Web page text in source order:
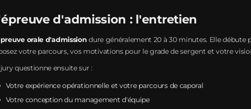
d'admission : l'entretien
orale d'admission dure généralement 20 à 30 minutes. Elle
votre parcours, vos motivations pour le grade de sergent et votre
jury questionne ensuite sur :
Votre expérience opérationnelle et votre parcours de caporal
Votre conception du management d'équipe